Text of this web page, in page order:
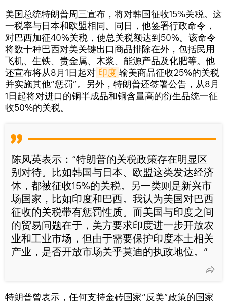
美国总统特朗普周三宣布，将对韩国征收15%关税。这
一税率与日本和欧盟相同。同日，他签署行政命令，
对巴西加征40%关税，使总关税额达到50%。该命令
将数十种巴西对美关键出口商品排除在外，包括民用
飞机、生铁、贵金属、木浆、能源产品及化肥等。他
还宣布将从8月1日起对 印度 输美商品征收25%的关税
并实施其他“惩罚”。另外，特朗普还签署公告，从8月
1日起将对进口的铜半成品和铜含量高的衍生品统一征
收50%的关税。
陈凤英表示：“特朗普的关税政策存在明显区
别对待。比如韩国与日本、欧盟这类发达经济
体，都被征收15%的关税。另一类则是新兴市
场国家，比如印度和巴西。我认为美国对巴西
征收的关税带有惩罚性质。而美国与印度之间
的贸易问题在于，美方要求印度进一步开放农
业和工业市场，但由于需要保护印度本土相关
产业，是否开放市场关乎莫迪的执政地位。”
特朗普曾表示，任何支持金砖国家“反美”政策的国家